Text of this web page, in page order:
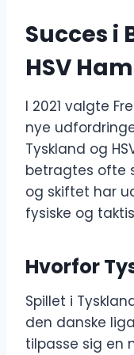
Succes i
HSV
I 2021 valgte
nye
Tyskland og
betragtes ofte
og skiftet har
fysiske og
Hvorfor
Spillet i
den danske
tilpasse sig en